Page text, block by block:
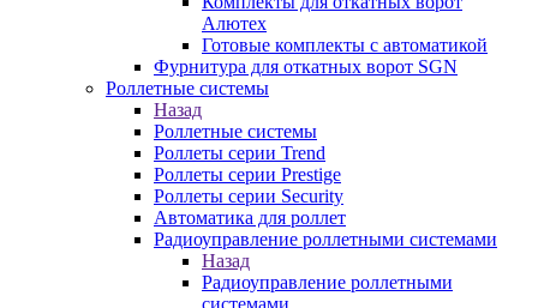
Алютех
Готовые комплекты с автоматикой
Фурнитура для откатных ворот SGN
Роллетные системы
Назад
Роллетные системы
Роллеты серии Trend
Роллеты серии Prestige
Роллеты серии Security
Автоматика для роллет
Радиоуправление роллетными системами
Назад
Радиоуправление роллетными
системами